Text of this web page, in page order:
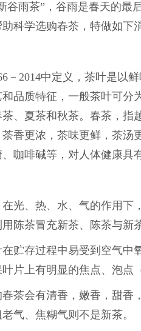
雨茶”，谷雨是春天的最
科学选购春茶，特做如下
中定义，茶叶是以鲜
品质特征，一般茶叶可
、夏茶和秋茶。春茶，
香更浓，茶味更鲜，茶
咖啡碱等，对人体健康具
、热、水、气的作用下
陈茶冒充新茶、陈茶与
存过程中易受到空气中
片上有明显的焦点、泡
会有清香，嫩香，甜香
气、焦糊气则不是新茶。